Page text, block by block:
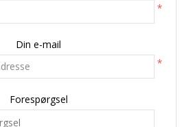
*
Din e-mail
*
Forespørgsel